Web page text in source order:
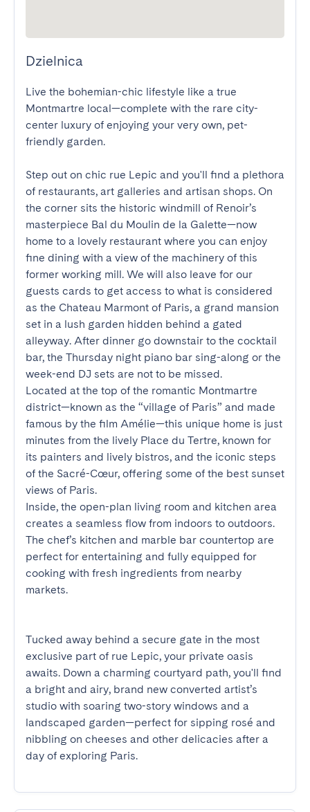
Dzielnica
Live the bohemian-chic lifestyle like a true
Montmartre local—complete with the rare city-
center luxury of enjoying your very own, pet-
friendly garden.
Step out on chic rue Lepic and you'll find a plethora
of restaurants, art galleries and artisan shops. On
the corner sits the historic windmill of Renoir’s
masterpiece Bal du Moulin de la Galette—now
home to a lovely restaurant where you can enjoy
fine dining with a view of the machinery of this
former working mill. We will also leave for our
guests cards to get access to what is considered
as the Chateau Marmont of Paris, a grand mansion
set in a lush garden hidden behind a gated
alleyway. After dinner go downstair to the cocktail
bar, the Thursday night piano bar sing-along or the
week-end DJ sets are not to be missed.
Located at the top of the romantic Montmartre
district—known as the “village of Paris” and made
famous by the film Amélie—this unique home is just
minutes from the lively Place du Tertre, known for
its painters and lively bistros, and the iconic steps
of the Sacré-Cœur, offering some of the best sunset
views of Paris.
Inside, the open-plan living room and kitchen area
creates a seamless flow from indoors to outdoors.
The chef’s kitchen and marble bar countertop are
perfect for entertaining and fully equipped for
cooking with fresh ingredients from nearby
markets.
Tucked away behind a secure gate in the most
exclusive part of rue Lepic, your private oasis
awaits. Down a charming courtyard path, you'll find
a bright and airy, brand new converted artist’s
studio with soaring two-story windows and a
landscaped garden—perfect for sipping rosé and
nibbling on cheeses and other delicacies after a
day of exploring Paris.